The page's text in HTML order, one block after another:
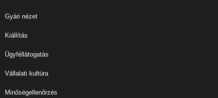
Gyári nézet
Kiállítás
Ügyféllátogatás
Vállalati kultúra
Minőségellenőrzés